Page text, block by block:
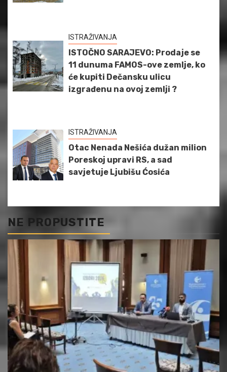
ISTRAŽIVANJA
ISTOČNO SARAJEVO: Prodaje se
11 dunuma FAMOS-ove zemlje, ko
će kupiti Dečansku ulicu
izgrađenu na ovoj zemlji ?
ISTRAŽIVANJA
Otac Nenada Nešića dužan milion
Poreskoj upravi RS, a sad
savjetuje Ljubišu Ćosića
NE PROPUSTITE